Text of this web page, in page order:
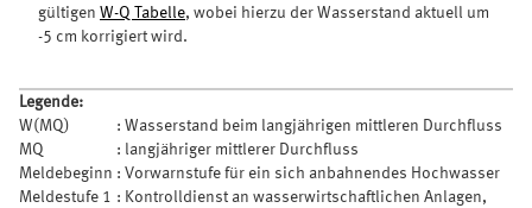
gültigen W-Q Tabelle, wobei hierzu der Wasserstand aktuell um
-5 cm korrigiert wird.
Legende:
W(MQ)
: Wasserstand beim langjährigen mittleren Durchfluss
MQ
: langjähriger mittlerer Durchfluss
Meldebeginn : Vorwarnstufe für ein sich anbahnendes Hochwasser
Meldestufe 1 : Kontrolldienst an wasserwirtschaftlichen Anlagen,